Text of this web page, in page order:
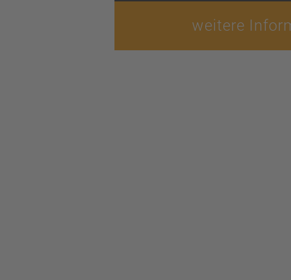
weitere